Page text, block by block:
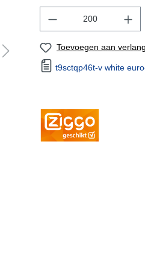
Toevoegen aan
t9sctqp46t-v white